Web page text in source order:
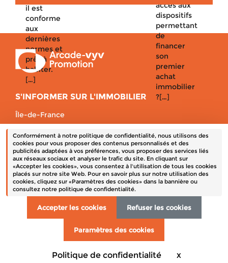
Conformément à notre politique de confidentialité, nous utilisons des
cookies pour vous proposer des contenus personnalisés et des
publicités adaptées à vos préférences, vous proposer des services liés
aux réseaux sociaux et analyser le trafic du site. En cliquant sur
«Accepter les cookies», vous consentez à l'utilisation de tous les cookies
placés sur notre site Web. Pour en savoir plus sur notre utilisation des
cookies, cliquez sur «Paramètres des cookies» dans la bannière ou
consultez notre politique de confidentialité.
Accepter les cookies Refuser les cookies
Paramètres des cookies
Politique de confidentialité X
il est
conforme
aux
dernières
normes et
prêt à
habiter.
[…]
accès aux
dispositifs
permettant
de
financer
son
premier
achat
immobilier
?[…]
S'INFORMER SUR L'IMMOBILIER
Île-de-France
Bretagne
Centre-Val de Loire
Un terrain à vendre
Mentions obligatoires
Données personnelles
Contact